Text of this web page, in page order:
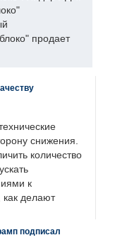
продает
снижения.
количество
к
как делают
подписал